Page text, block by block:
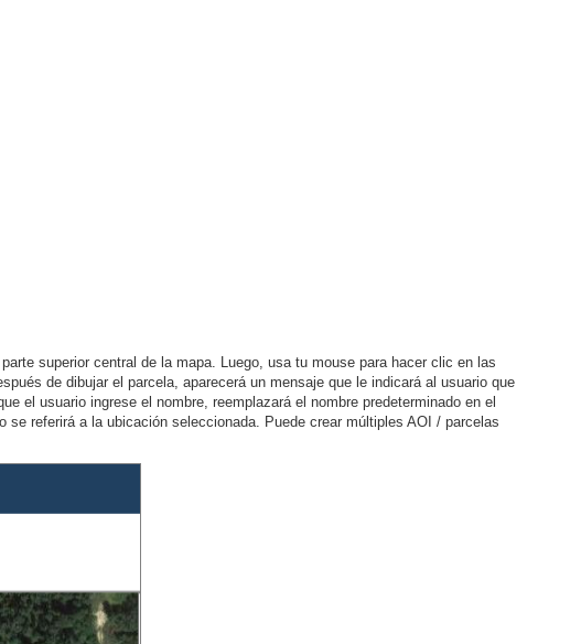
superior central de la mapa. Luego, usa tu mouse para hacer clic en las
de dibujar el parcela, aparecerá un mensaje que le indicará al usuario que
el usuario ingrese el nombre, reemplazará el nombre predeterminado en el
referirá a la ubicación seleccionada. Puede crear múltiples AOI / parcelas